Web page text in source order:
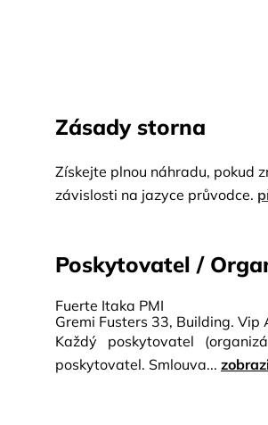
Zásady storna
Získejte plnou náhradu, pokud
závislosti na jazyce průvodce.
Poskytovatel /
Fuerte Itaka PMI
Gremi Fusters 33, Building. Vip
Každý poskytovatel
poskytovatel. Smlouva...